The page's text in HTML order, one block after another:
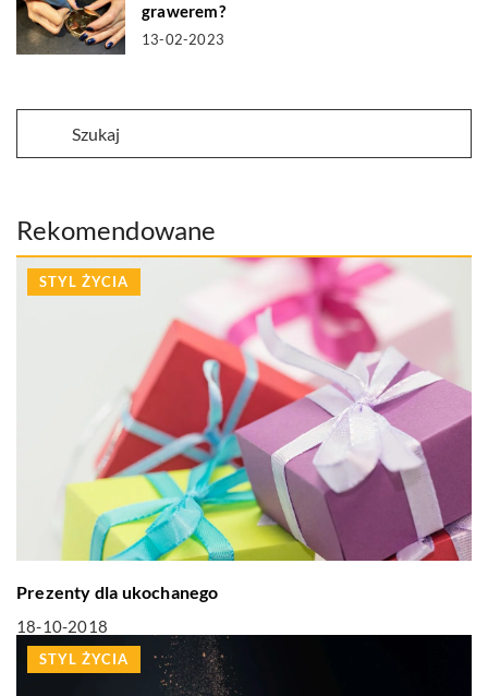
grawerem?
13-02-2023
Rekomendowane
STYL ŻYCIA
Prezenty dla ukochanego
18-10-2018
STYL ŻYCIA